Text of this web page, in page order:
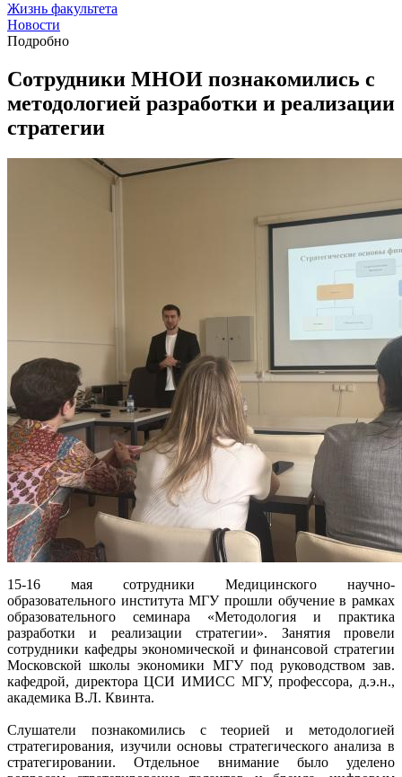
Жизнь факультета
Новости
Подробно
Сотрудники МНОИ познакомились с
методологией разработки и реализации
стратегии
15-16 мая сотрудники Медицинского научно-
образовательного института МГУ прошли обучение в рамках
образовательного семинара «Методология и практика
разработки и реализации стратегии». Занятия провели
сотрудники кафедры экономической и финансовой стратегии
Московской школы экономики МГУ под руководством зав.
кафедрой, директора ЦСИ ИМИСС МГУ, профессора, д.э.н.,
академика В.Л. Квинта.
Слушатели познакомились с теорией и методологией
стратегирования, изучили основы стратегического анализа в
стратегировании. Отдельное внимание было уделено